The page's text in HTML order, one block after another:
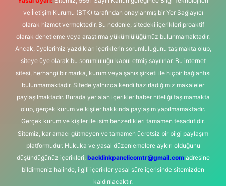
ve İletişim Kurumu (BTK) tarafından onaylanmış bir Yer Sağlayıcı
olarak hizmet vermektedir. Bu nedenle, sitedeki içerikleri proaktif
olarak denetleme veya araştırma yükümlülüğümüz bulunmamaktadır.
Ancak, üyelerimiz yazdıkları içeriklerin sorumluluğunu taşımakta olup,
siteye üye olarak bu sorumluluğu kabul etmiş sayılırlar. Bu internet
sitesi, herhangi bir marka, kurum veya şahıs şirketi ile hiçbir bağlantısı
bulunmamaktadır. Sitede yalnızca kendi hazırladığımız makaleler
paylaşılmaktadır. Burada yer alan içerikler haber niteliği taşımamakta
olup, gerçek kurum ve kişiler hakkında paylaşım yapılmamaktadır.
Gerçek kurum ve kişiler ile isim benzerlikleri tamamen tesadüfidir.
Sitemiz, kar amacı gütmeyen ve tamamen ücretsiz bir bilgi paylaşım
platformudur. Hukuka ve yasal düzenlemelere aykırı olduğunu
düşündüğünüz içerikleri, backlinkpanelicomtr@gmail.comadresine
bildirmeniz halinde, ilgili içerikler yasal süre içerisinde sitemizden
kaldırılacaktır.